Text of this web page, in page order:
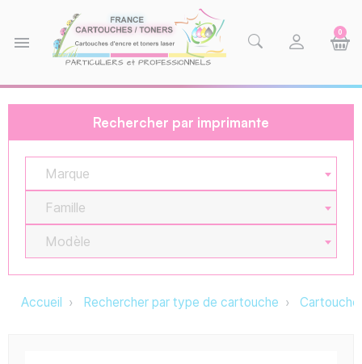
menu
0
Rechercher par imprimante
Marque
Famille
Modèle
Accueil Rechercher par type de cartouche